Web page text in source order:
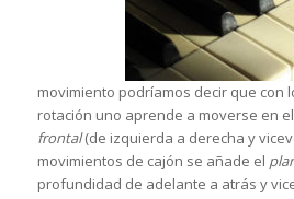
movimiento podríamos decir que con
rotación uno aprende a moverse en
frontal(de izquierda a derecha y
movimientos de cajón se añade el
profundidad de adelante a atrás y